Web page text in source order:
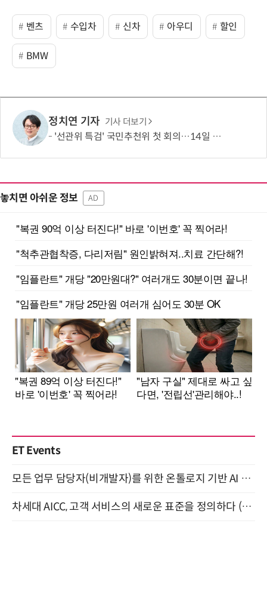
벤츠 수입차 신차 아우디 할인
BMW
정치연 기자 기사 더보기
'선관위 특검' 국민추천위 첫 회의…14일 최종 후보 2인 선출
놓치면 아쉬운 정보 AD
ET Events
모든 업무 담당자(비개발자)를 위한 온톨로지 기반 AI 지식체계 설계 1-day 워크숍 8월 20일 개최
차세대 AICC, 고객 서비스의 새로운 표준을 정의하다 (9/9)